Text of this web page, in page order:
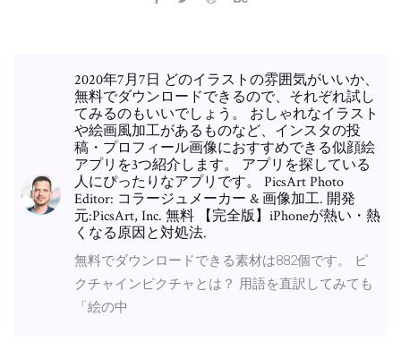
2020年7月7日 どのイラストの雰囲気がいいか、
無料でダウンロードできるので、それぞれ試し
てみるのもいいでしょう。 おしゃれなイラスト
や絵画風加工があるものなど、インスタの投
稿・プロフィール画像におすすめできる似顔絵
アプリを3つ紹介します。 アプリを探している
人にぴったりなアプリです。 PicsArt Photo
Editor: コラージュメーカー & 画像加工. 開発
元:PicsArt, Inc. 無料 【完全版】iPhoneが熱い・熱
くなる原因と対処法.
無料でダウンロードできる素材は882個です。 ピ
クチャインピクチャとは？ 用語を直訳してみても
「絵の中